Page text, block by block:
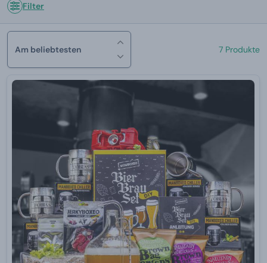
Filter
Am beliebtesten 7 Produkte